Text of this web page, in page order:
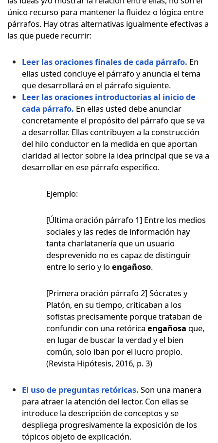
único recurso para mantener la fluidez o lógica entre
párrafos. Hay otras alternativas igualmente efectivas a
las que puede recurrir:
Leer las oraciones finales de cada párrafo. En
ellas usted concluye el párrafo y anuncia el tema
que desarrollará en el párrafo siguiente.
Leer las oraciones introductorias al inicio de
cada párrafo. En ellas usted debe anunciar
concretamente el propósito del párrafo que se va
a desarrollar. Ellas contribuyen a la construcción
del hilo conductor en la medida en que aportan
claridad al lector sobre la idea principal que se va a
desarrollar en ese párrafo específico.
Ejemplo:
[Última oración párrafo 1] Entre los medios
sociales y las redes de información hay
tanta charlatanería que un usuario
desprevenido no es capaz de distinguir
entre lo serio y lo engañoso.
[Primera oración párrafo 2] Sócrates y
Platón, en su tiempo, criticaban a los
sofistas precisamente porque trataban de
confundir con una retórica engañosa que,
en lugar de buscar la verdad y el bien
común, solo iban por el lucro propio.
(Revista Hipótesis, 2016, p. 3)
El uso de preguntas retóricas. Son una manera
para atraer la atención del lector. Con ellas se
introduce la descripción de conceptos y se
despliega progresivamente la exposición de los
tópicos objeto de explicación.